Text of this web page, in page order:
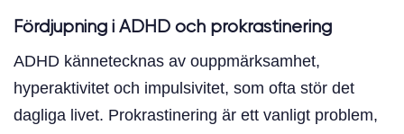
Fördjupning i ADHD och prokrastinering
ADHD kännetecknas av ouppmärksamhet,
hyperaktivitet och impulsivitet, som ofta stör det
dagliga livet. Prokrastinering är ett vanligt problem,